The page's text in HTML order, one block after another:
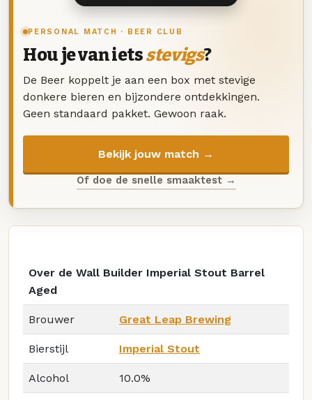
PERSONAL MATCH · BEER CLUB
Hou je van ietsstevigs?
De Beer koppelt je aan een box met stevige
donkere bieren en bijzondere ontdekkingen.
Geen standaard pakket. Gewoon raak.
Bekijk jouw match →
Of doe de snelle smaaktest →
Over de Wall Builder Imperial Stout Barrel
Aged
Brouwer Great Leap Brewing
Bierstijl Imperial Stout
Alcohol 10.0%